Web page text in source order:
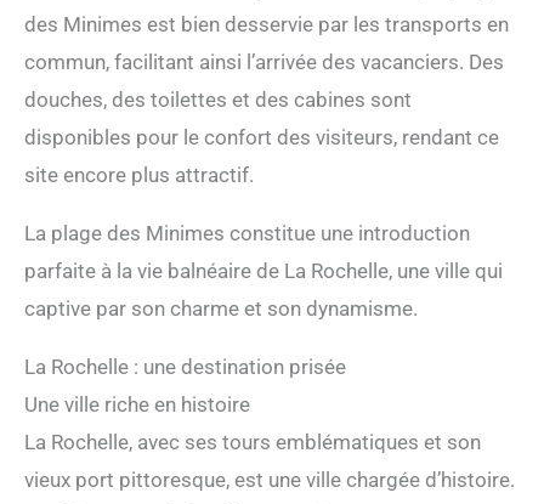
des Minimes est bien desservie par les transports en
commun, facilitant ainsi l’arrivée des vacanciers. Des
douches, des toilettes et des cabines sont
disponibles pour le confort des visiteurs, rendant ce
site encore plus attractif.
La plage des Minimes constitue une introduction
parfaite à la vie balnéaire de La Rochelle, une ville qui
captive par son charme et son dynamisme.
La Rochelle : une destination prisée
Une ville riche en histoire
La Rochelle, avec ses tours emblématiques et son
vieux port pittoresque, est une ville chargée d’histoire.